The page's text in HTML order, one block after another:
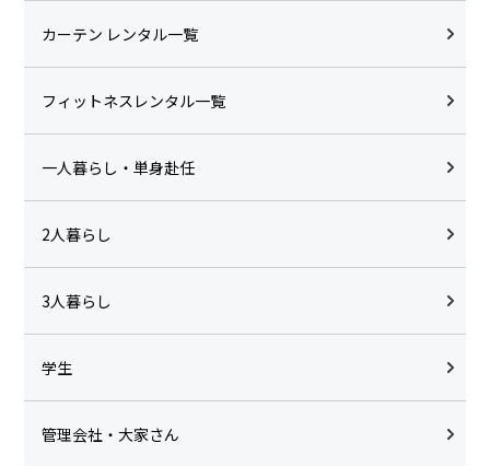
カーテン レンタル一覧
フィットネスレンタル一覧
一人暮らし・単身赴任
2人暮らし
3人暮らし
学生
管理会社・大家さん